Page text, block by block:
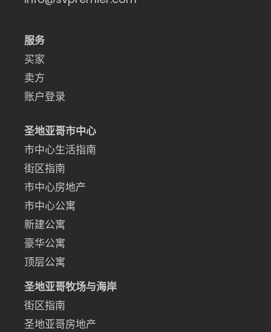
服务
买家
卖方
账户登录
圣地亚哥市中心
市中心生活指南
街区指南
市中心房地产
市中心公寓
新建公寓
豪华公寓
顶层公寓
圣地亚哥牧场与海岸
街区指南
圣地亚哥房地产